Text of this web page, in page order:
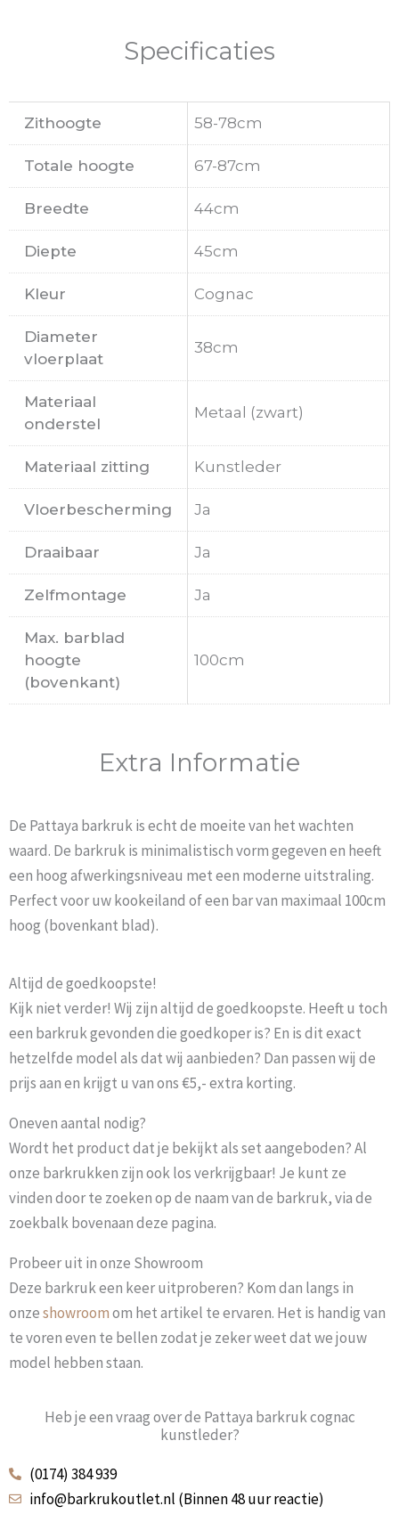
Specificaties
Zithoogte 58-78cm
Totale hoogte 67-87cm
Breedte 44cm
Diepte 45cm
Kleur Cognac
Diameter
vloerplaat
38cm
Materiaal
onderstel
Metaal (zwart)
Materiaal zitting Kunstleder
Vloerbescherming Ja
Draaibaar Ja
Zelfmontage Ja
Max. barblad
hoogte
(bovenkant)
100cm
Extra Informatie
De Pattaya barkruk is echt de moeite van het wachten
waard. De barkruk is minimalistisch vorm gegeven en heeft
een hoog afwerkingsniveau met een moderne uitstraling.
Perfect voor uw kookeiland of een bar van maximaal 100cm
hoog (bovenkant blad).
Altijd de goedkoopste!
Kijk niet verder! Wij zijn altijd de goedkoopste. Heeft u toch
een barkruk gevonden die goedkoper is? En is dit exact
hetzelfde model als dat wij aanbieden? Dan passen wij de
prijs aan en krijgt u van ons €5,- extra korting.
Oneven aantal nodig?
Wordt het product dat je bekijkt als set aangeboden? Al
onze barkrukken zijn ook los verkrijgbaar! Je kunt ze
vinden door te zoeken op de naam van de barkruk, via de
zoekbalk bovenaan deze pagina.
Probeer uit in onze Showroom
Deze barkruk een keer uitproberen? Kom dan langs in
onzeshowroomom het artikel te ervaren. Het is handig van
te voren even te bellen zodat je zeker weet dat we jouw
model hebben staan.
Heb je een vraag over de Pattaya barkruk cognac
kunstleder?
(0174) 384 939
info@barkrukoutlet.nl (Binnen 48 uur reactie)